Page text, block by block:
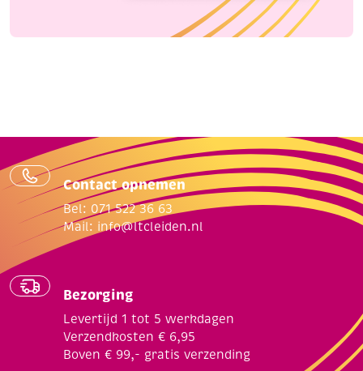
Contact opnemen
Bel: 071 522 36 63
Mail: info@ltcleiden.nl
Bezorging
Levertijd 1 tot 5 werkdagen
Verzendkosten € 6,95
Boven € 99,- gratis verzending